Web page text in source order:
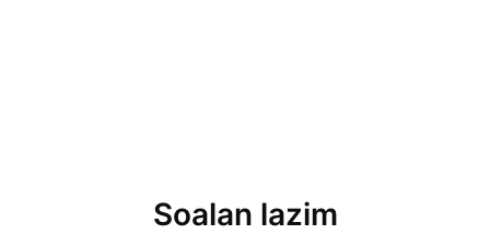
Soalan lazim